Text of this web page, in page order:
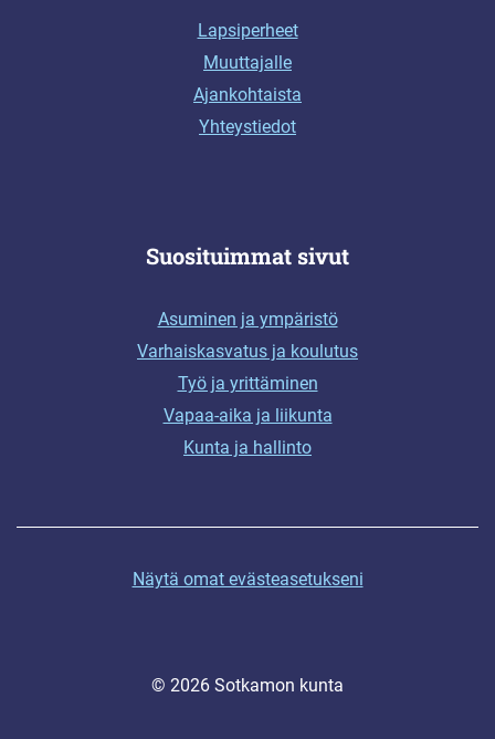
Lapsiperheet
Muuttajalle
Ajankohtaista
Yhteystiedot
Suosituimmat sivut
Asuminen ja ympäristö
Varhaiskasvatus ja koulutus
Työ ja yrittäminen
Vapaa-aika ja liikunta
Kunta ja hallinto
Näytä omat evästeasetukseni
© 2026 Sotkamon kunta